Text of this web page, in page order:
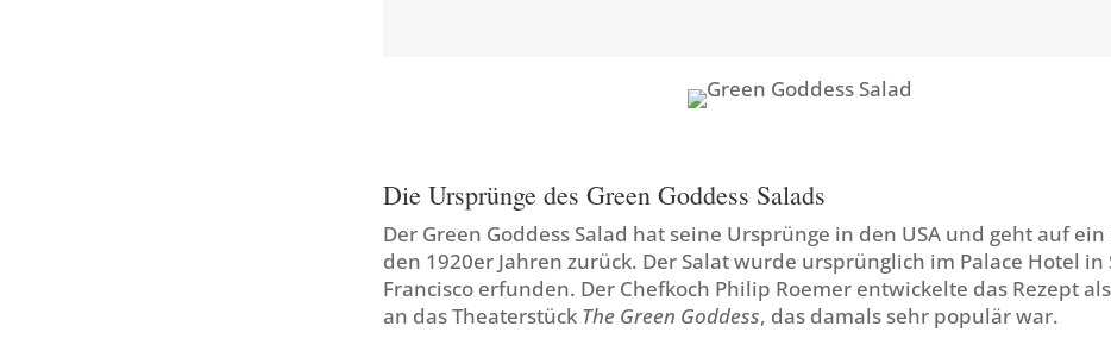
Die Ursprünge des Green Goddess Salads
Der Green Goddess Salad hat seine Ursprünge in den USA und geht auf ein
den 1920er Jahren zurück. Der Salat wurde ursprünglich im Palace Hotel in
Francisco erfunden. Der Chefkoch Philip Roemer entwickelte das Rezept
an das Theaterstück The Green Goddess, das damals sehr populär war.